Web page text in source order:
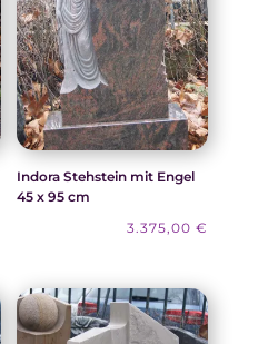
Indora Stehstein mit Engel
45 x 95 cm
3.375,00€